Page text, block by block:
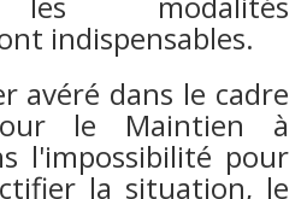
indispensables.
avéré dans le cadre
le Maintien à
l'impossibilité pour
la situation, le